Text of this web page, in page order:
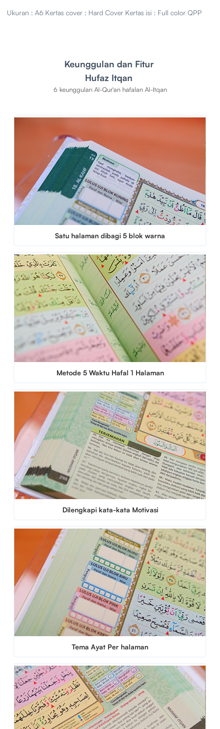
Ukuran : A6 Kertas cover : Hard Cover Kertas isi : Full color QPP
Keunggulan dan Fitur
Hufaz Itqan
6 keunggulan Al-Qur'an hafalan Al-Itqan
Satu halaman dibagi 5 blok warna
Metode 5 Waktu Hafal 1 Halaman
Dilengkapi kata-kata Motivasi
Tema Ayat Per halaman